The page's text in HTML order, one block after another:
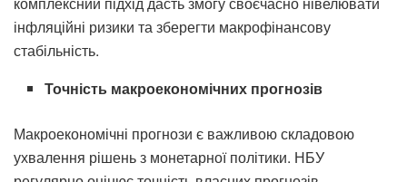
інфляційні ризики та зберегти макрофінансову
стабільність.
Точність макроекономічних прогнозів
Макроекономічні прогнози є важливою складовою
ухвалення рішень з монетарної політики. НБУ